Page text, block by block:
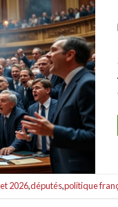
2026,députés,politique